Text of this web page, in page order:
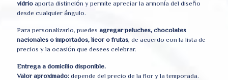
vidrio aporta distinción y permite apreciar la armonía del diseño
desde cualquier ángulo.
Para personalizarlo, puedes agregar peluches, chocolates
nacionales o importados, licor o frutas, de acuerdo con la lista de
precios y la ocasión que desees celebrar.
Entrega a domicilio disponible.
Valor aproximado: depende del precio de la flor y la temporada.